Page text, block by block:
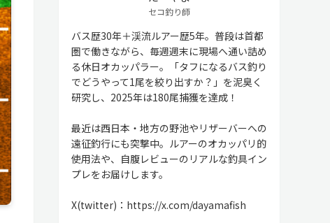
セコ釣り師
バス歴30年＋渓流ルアー歴5年。普段は首都
圏で働きながら、毎週週末に現場へ通い詰め
る休日オカッパラー。「タフになるバス釣り
でどうやって1尾を絞り出すか？」を泥臭く
研究し、2025年は180尾捕獲を達成！
最近は西日本・地方の野池やリザーバーへの
遠征釣行にも突撃中。ルアーのオカッパリ的
使用法や、自腹レビューのリアルな釣具イン
プレをお届けします。
X(twitter)：https://x.com/dayamafish